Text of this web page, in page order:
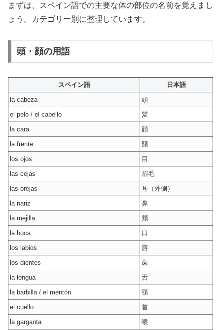
まずは、スペイン語での主要な体の部位の名前を覚えまし
ょう。カテゴリー別に整理しています。
頭・顔の用語
スペイン語
日本語
la cabeza
頭
el pelo / el cabello
髪
la cara
顔
la frente
額
los ojos
目
las cejas
眉毛
las orejas
耳（外側）
la nariz
鼻
la mejilla
頬
la boca
口
los labios
唇
los dientes
歯
la lengua
舌
la barbilla / el mentón
顎
el cuello
首
la garganta
喉